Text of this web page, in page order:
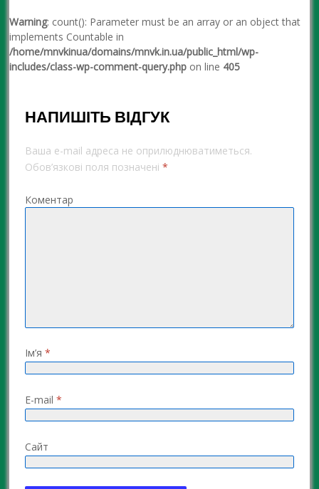
Warning: count(): Parameter must be an array or an object that
implements Countable in
/home/mnvkinua/domains/mnvk.in.ua/public_html/wp-
includes/class-wp-comment-query.php on line 405
НАПИШІТЬ ВІДГУК
Ваша e-mail адреса не оприлюднюватиметься.
Обов’язкові поля позначені *
Коментар
Ім’я *
E-mail *
Сайт